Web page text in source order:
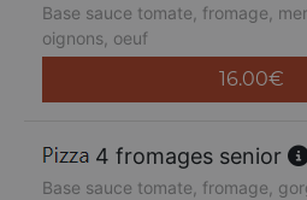
Base sauce tomate, fromage,
oignons, oeuf
16.00€
4 fromages senior
Base sauce tomate, fromage,